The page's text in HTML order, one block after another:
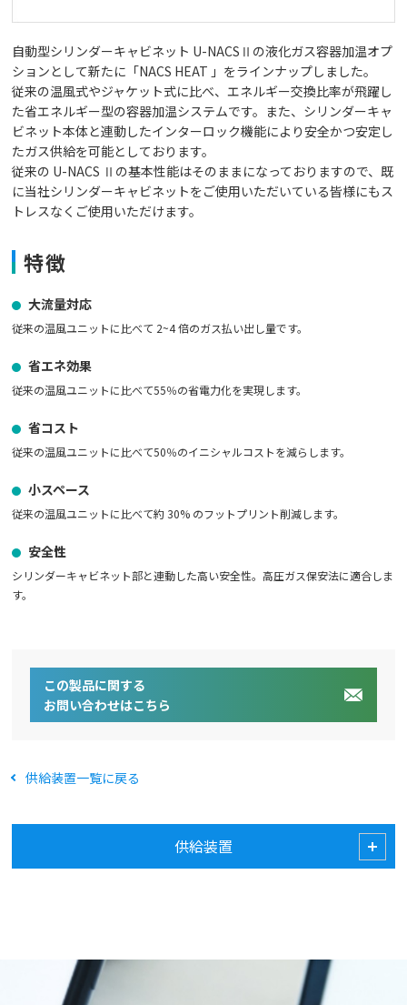
自動型シリンダーキャビネット U-NACSⅡの液化ガス容器加温オプ
ションとして新たに「NACS HEAT 」をラインナップしました。
従来の温風式やジャケット式に比べ、エネルギー交換比率が飛躍し
た省エネルギー型の容器加温システムです。また、シリンダーキャ
ビネット本体と連動したインターロック機能により安全かつ安定し
たガス供給を可能としております。
従来の U-NACS Ⅱの基本性能はそのままになっておりますので、既
に当社シリンダーキャビネットをご使用いただいている皆様にもス
トレスなくご使用いただけます。
特徴
大流量対応
従来の温風ユニットに比べて 2~4 倍のガス払い出し量です。
省エネ効果
従来の温風ユニットに比べて55％の省電力化を実現します。
省コスト
従来の温風ユニットに比べて50％のイニシャルコストを減らします。
小スペース
従来の温風ユニットに比べて約 30% のフットプリント削減します。
安全性
シリンダーキャビネット部と連動した高い安全性。高圧ガス保安法に適合しま
す。
この製品に関する
お問い合わせはこちら
供給装置一覧に戻る
供給装置